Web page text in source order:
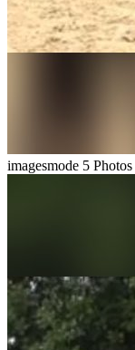
imagesmode 5 Photos